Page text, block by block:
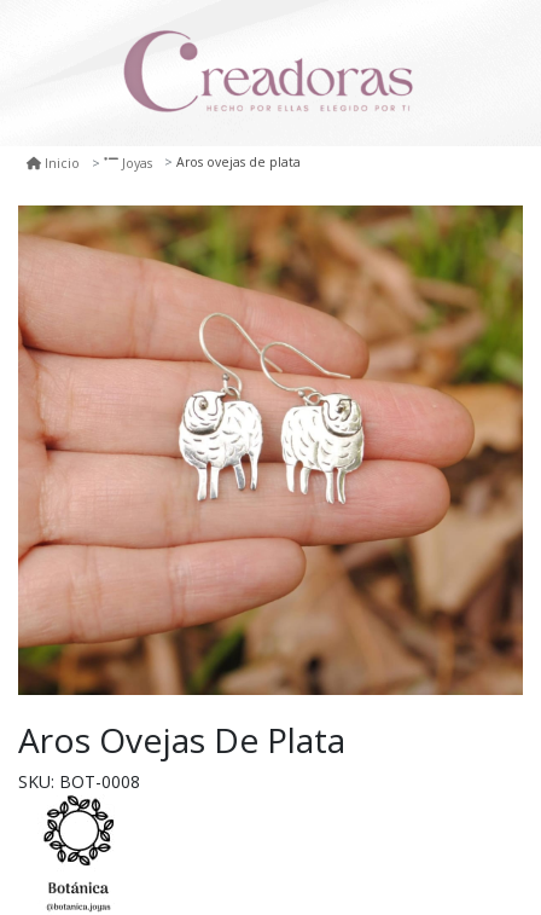
Inicio Joyas Aros ovejas de plata
Aros Ovejas De Plata
SKU: BOT-0008